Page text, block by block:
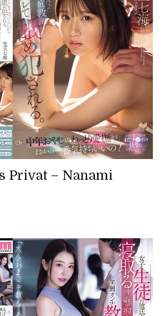
Privat – Nanami